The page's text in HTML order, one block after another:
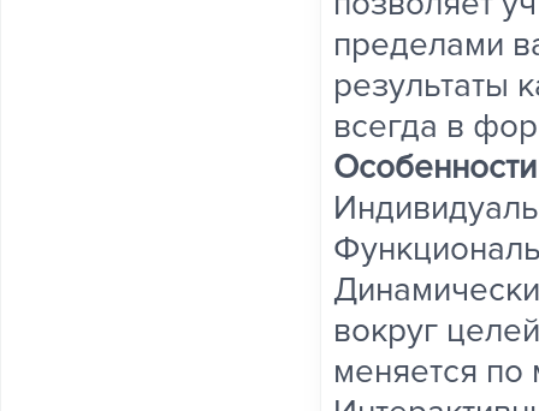
пределами
результаты
всегда в
вокруг
меняется по